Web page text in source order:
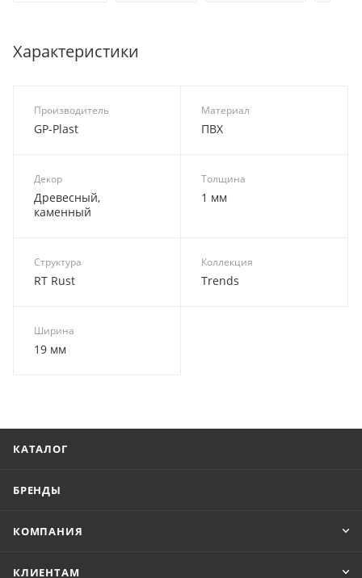
Характеристики
Производитель
GP-Plast
Материал
ПВХ
Декор
Древесный,
каменный
Толщина
1 мм
Структура
RT Rust
Коллекция
Trends
Ширина
19 мм
КАТАЛОГ
БРЕНДЫ
КОМПАНИЯ
КЛИЕНТАМ